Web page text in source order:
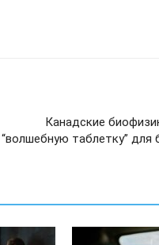
Канадские
“волшебную таблетку” для